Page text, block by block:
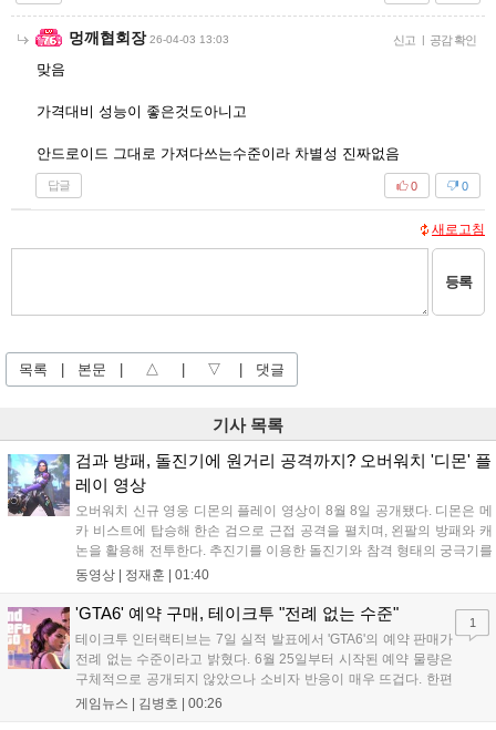
멍깨협회장 26-04-03 13:03 신고 | 공감 확인
맞음
가격대비 성능이 좋은것도아니고
안드로이드 그대로 가져다쓰는수준이라 차별성 진짜없음
답글 0
0
새로고침
등록
목록 본문 △ ▽ 댓글
기사 목록
검과 방패, 돌진기에 원거리 공격까지? 오버워치 '디몬' 플
레이 영상
오버워치 신규 영웅 디몬의 플레이 영상이 8월 8일 공개됐다. 디몬은 메
카 비스트에 탑승해 한손 검으로 근접 공격을 펼치며, 왼팔의 방패와 캐
논을 활용해 전투한다. 추진기를 이용한 돌진기와 참격 형태의 궁극기를
보유했고, 메카 파괴 시 맨몸으로 기관총을 사용하는 특징이 있다. 디몬
출시될 예정이다....
동영상 | 정재훈 01:40
'GTA6' 예약 구매, 테이크투 "전례 없는 수준"
테이크투 인터랙티브는 7일 실적 발표에서 'GTA6'의 예약 판매가
전례 없는 수준이라고 밝혔다. 6월 25일부터 시작된 예약 물량은
구체적으로 공개되지 않았으나 소비자 반응이 매우 뜨겁다. 한편
11월 19일 PS5와 Xbox 시리즈 X|S로 정식 출시될 예정이며, 록
게임뉴스 | 김병호 00:26
1